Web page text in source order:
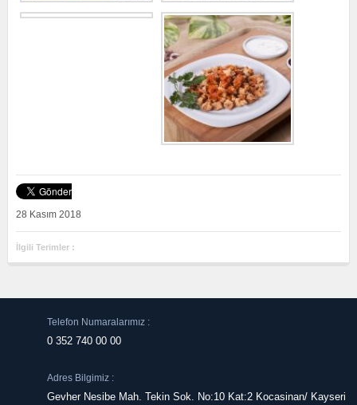
28 Kasım 2018
İlgili Terimler :
Telefon Numaralarımız :
0 352 740 00 00
Adres Bilgimiz :
Gevher Nesibe Mah. Tekin Sok. No:10 Kat:2 Kocasinan/ Kayseri